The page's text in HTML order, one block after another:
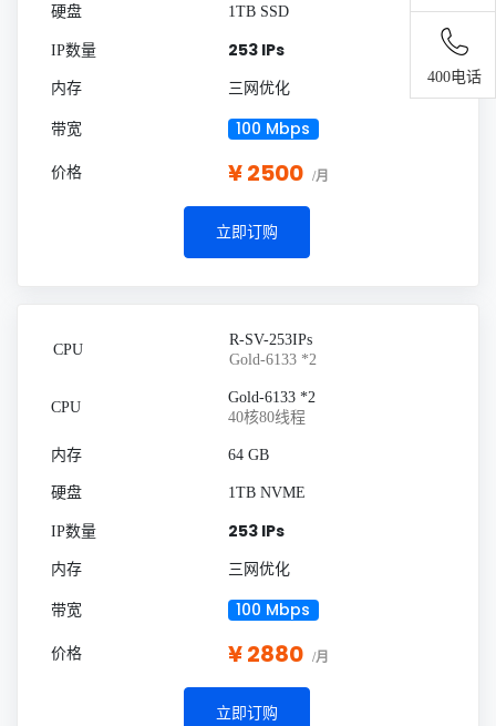
400电话
1TB SSD
253 IPs
三网优化
100 Mbps
¥ 2500 /月
立即订购
R-SV-253IPs
Gold-6133 *2
Gold-6133 *2
40核80线程
64 GB
1TB NVME
253 IPs
三网优化
100 Mbps
¥ 2880 /月
立即订购